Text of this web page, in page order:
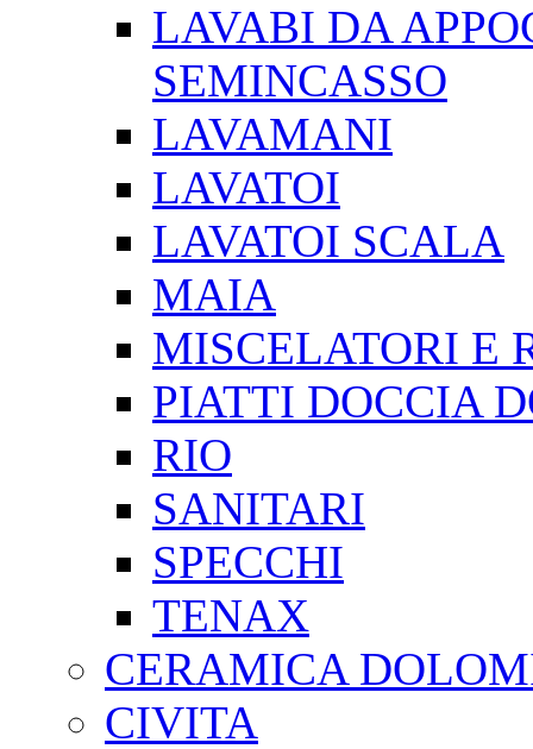
LAVABI DA
SEMINCASSO
LAVAMANI
LAVATOI
LAVATOI SCALA
MAIA
MISCELATORI E
PIATTI DOCCIA
RIO
SANITARI
SPECCHI
TENAX
CERAMICA
CIVITA